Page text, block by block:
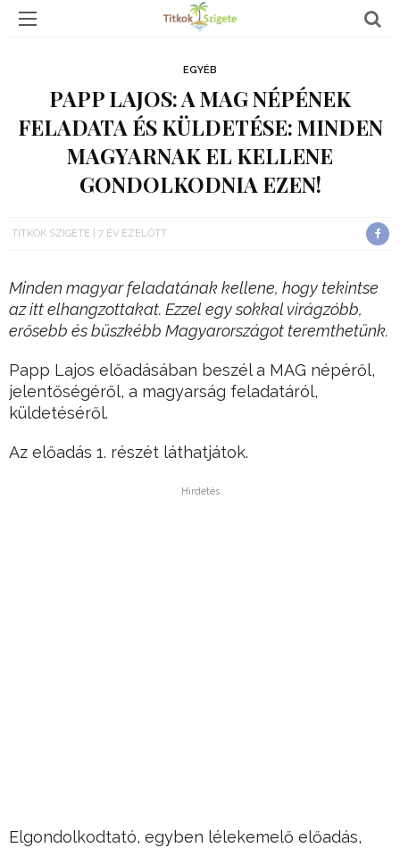
EGYÉB
PAPP LAJOS: A MAG NÉPÉNEK
FELADATA ÉS KÜLDETÉSE: MINDEN
MAGYARNAK EL KELLENE
GONDOLKODNIA EZEN!
TITKOK SZIGETE 7 ÉV EZELŐTT
Minden magyar feladatának kellene, hogy tekintse
az itt elhangzottakat. Ezzel egy sokkal virágzóbb,
erősebb és büszkébb Magyarországot teremthetünk.
Papp Lajos előadásában beszél a MAG népéről,
jelentőségéről, a magyarság feladatáról,
küldetéséről.
Az előadás 1. részét láthatjátok.
Hirdetés
Elgondolkodtató, egyben lélekemelő előadás,